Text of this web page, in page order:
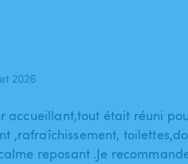
2026
accueillant,tout était réuni
,rafraîchissement,
reposant .Je